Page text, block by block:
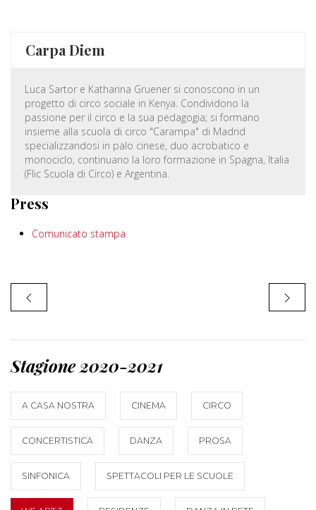
Carpa Diem
Luca Sartor e Katharina Gruener si conoscono in un
progetto di circo sociale in Kenya. Condividono la
passione per il circo e la sua pedagogia; si formano
insieme alla scuola di circo "Carampa" di Madrid
specializzandosi in palo cinese, duo acrobatico e
monociclo, continuano la loro formazione in Spagna, Italia
(Flic Scuola di Circo) e Argentina.
Press
Comunicato stampa
Stagione 2020-2021
A CASA NOSTRA CINEMA CIRCO
CONCERTISTICA DANZA PROSA
SINFONICA SPETTACOLI PER LE SCUOLE